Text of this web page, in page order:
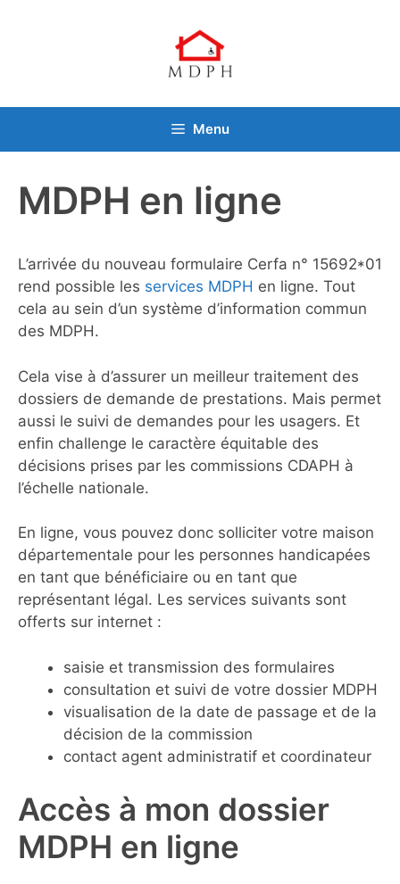
Menu
MDPH en ligne
L’arrivée du nouveau formulaire Cerfa n° 15692*01
rend possible les services MDPH en ligne. Tout
cela au sein d’un système d’information commun
des MDPH.
Cela vise à d’assurer un meilleur traitement des
dossiers de demande de prestations. Mais permet
aussi le suivi de demandes pour les usagers. Et
enfin challenge le caractère équitable des
décisions prises par les commissions CDAPH à
l’échelle nationale.
En ligne, vous pouvez donc solliciter votre maison
départementale pour les personnes handicapées
en tant que bénéficiaire ou en tant que
représentant légal. Les services suivants sont
offerts sur internet :
saisie et transmission des formulaires
consultation et suivi de votre dossier MDPH
visualisation de la date de passage et de la
décision de la commission
contact agent administratif et coordinateur
Accès à mon dossier
MDPH en ligne